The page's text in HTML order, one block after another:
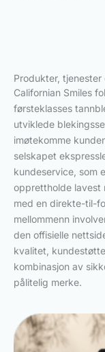
Produkter,
Californian Smiles
førsteklasses
utviklede
imøtekomme
selskapet
kundeservice, som
opprettholde lavest
med en direkte-til-
mellommenn
den offisielle
kvalitet,
kombinasjon av
pålitelig merke.